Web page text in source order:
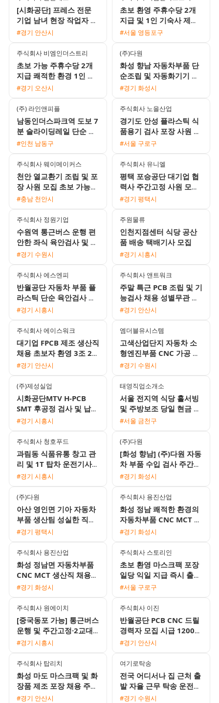
[시화공단] 프레스 전문
기업 남녀 현장 작업자 모
집 (초보 가능)
#경기 안산시
초보 환영 주휴수당 2개
지급 및 1인 기숙사 제공
안성 음성대소 생산직 채
#서울 영등포구
주식회사 비엠인더스트리
초보 가능 주휴수당 2개
지급 쾌적한 환경 1인 기
숙사 제공 안성 및 음성대
#경기 오산시
(주)다원
화성 향남 자동차부품 단
순조립 및 자동화기기 조
작원 모집 주간고정 유류
#경기 화성시
(주) 라인앤피플
남동인더스파크역 도보 7
분 슬라이딩레일 단순 생
산직 남녀 모집 냉난방 완
#인천 남동구
주식회사 노을산업
경기도 안성 플라스틱 식
품용기 검사 포장 사원 모
집 초보 가능 1인실 기숙
#서울 구로구
주식회사 웨이메이커스
천안 열교환기 조립 및 포
장 사원 모집 초보 가능
60세 이하 남여 월 평균
#충남 천안시
주식회사 유니엘
평택 포승공단 대기업 협
력사 주간고정 사원 모집
월 350만원 이상 가능 및
#경기 평택시
주식회사 정원기업
수원역 통근버스 운행 편
안한 좌식 육안검사 및 포
장 사원 모집 월 350만원
#경기 수원시
주원물류
인천지점센터 식당 공산
품 배송 택배기사 모집
#경기 시흥시
주식회사 에스엔피
반월공단 자동차 부품 플
라스틱 단순 육안검사 및
손조립 모집 통근지원 및
#경기 시흥시
주식회사 앤트워크
주말 특근 PCB 조립 및 기
능검사 채용 성별무관 당
일 및 주급 지급 가능
#경기 안산시
주식회사 에이스워크
대기업 FPCB 제조 생산직
채용 초보자 환영 3조 2교
대 및 통근버스 운행
#경기 안산시
엠더블유시스템
고색산업단지 자동차 소
형엔진부품 CNC 가공 남
성 생산직 채용 수원역 통
#경기 수원시
(주)제성실업
시화공단MTV H-PCB
SMT 후공정 검사 및 납땜
여성 사원 모집 (주간고
#경기 시흥시
태영직업소개소
서울 전지역 식당 홀서빙
및 주방보조 당일 현금 지
급 채용
#서울 금천구
주식회사 청호푸드
과림동 식품유통 창고 관
리 및 1T 탑차 운전기사
채용
#경기 시흥시
(주)다원
[화성 향남] (주)다원 자동
차 부품 수입 검사 주간
고정 사원 모집 (유류비
#경기 화성시
(주)다원
아산 영인면 기아 자동차
부품 생산팀 성실한 직원
모집
#경기 평택시
주식회사 용진산업
화성 정남 쾌적한 환경의
자동차부품 CNC MCT 생
산직 채용
#경기 화성시
주식회사 용진산업
화성 정남면 자동차부품
CNC MCT 생산직 채용
(월 400만원 이상 / 기숙
#경기 화성시
주식회사 스토리인
초보 환영 마스크팩 포장
일당 익일 지급 즉시 출근
가능
#서울 구로구
주식회사 원에이치
[중국동포 가능] 통근버스
운행 및 주간고정·2교대
맞춤 일자리 채용
#경기 시흥시
주식회사 이진
반월공단 PCB CNC 드릴
경력자 모집 시급 12000
원 및 일 교통비 지원 정
#경기 안산시
주식회사 탑리치
화성 마도 마스크팩 및 화
장품 제조 포장 채용 주5
일 주간고정 잔업없음 통
#경기 안산시
여기로탁송
전국 어디서나 집 근처 출
발 자율 근무 탁송 운전기
사 모집 초보 및 외국인
#경기 수원시